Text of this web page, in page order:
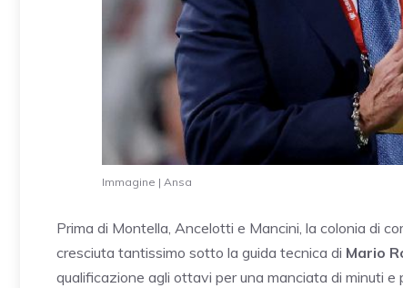
Immagine | Ansa
Prima di Montella, Ancelotti e Mancini, la colonia di
cresciuta tantissimo sotto la guida tecnica di Mario
qualificazione agli ottavi per una manciata di minuti e